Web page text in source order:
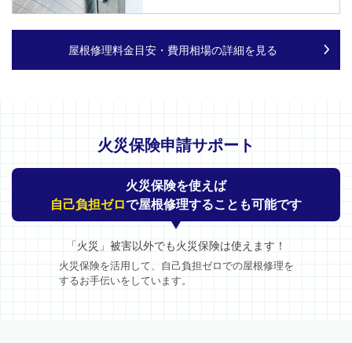
屋根修理料金目安・費用相場の詳細を見る
火災保険申請サポート
火災保険を使えば
自己負担ゼロで屋根修理することも可能です
「火災」被害以外でも火災保険は使えます！
火災保険を活用して、自己負担ゼロでの屋根修理を
するお手伝いをしています。